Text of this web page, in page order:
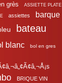
grès ASSIETTE PLATE
assiettes barque
bateau
blanc bol en gres
BRIQUE VIN